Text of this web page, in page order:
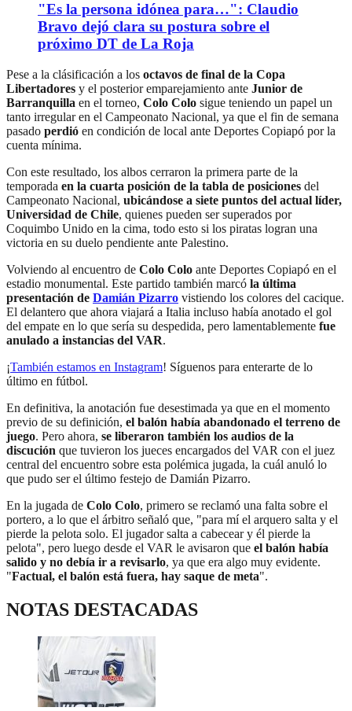
"Es la persona idónea para…": Claudio
Bravo dejó clara su postura sobre el
próximo DT de La Roja
Pese a la clásificación a los octavos de final de la Copa
Libertadores y el posterior emparejamiento ante Junior de
Barranquilla en el torneo, Colo Colo sigue teniendo un papel un
tanto irregular en el Campeonato Nacional, ya que el fin de semana
pasado perdió en condición de local ante Deportes Copiapó por la
cuenta mínima.
Con este resultado, los albos cerraron la primera parte de la
temporada en la cuarta posición de la tabla de posiciones del
Campeonato Nacional, ubicándose a siete puntos del actual líder,
Universidad de Chile, quienes pueden ser superados por
Coquimbo Unido en la cima, todo esto si los piratas logran una
victoria en su duelo pendiente ante Palestino.
Volviendo al encuentro de Colo Colo ante Deportes Copiapó en el
estadio monumental. Este partido también marcó la última
presentación de Damián Pizarro vistiendo los colores del cacique.
El delantero que ahora viajará a Italia incluso había anotado el gol
del empate en lo que sería su despedida, pero lamentablemente fue
anulado a instancias del VAR.
¡También estamos en Instagram! Síguenos para enterarte de lo
último en fútbol.
En definitiva, la anotación fue desestimada ya que en el momento
previo de su definición, el balón había abandonado el terreno de
juego. Pero ahora, se liberaron también los audios de la
discución que tuvieron los jueces encargados del VAR con el juez
central del encuentro sobre esta polémica jugada, la cuál anuló lo
que pudo ser el último festejo de Damián Pizarro.
En la jugada de Colo Colo, primero se reclamó una falta sobre el
portero, a lo que el árbitro señaló que, "para mí el arquero salta y el
pierde la pelota solo. El jugador salta a cabecear y él pierde la
pelota", pero luego desde el VAR le avisaron que el balón había
salido y no debía ir a revisarlo, ya que era algo muy evidente.
"Factual, el balón está fuera, hay saque de meta".
NOTAS DESTACADAS